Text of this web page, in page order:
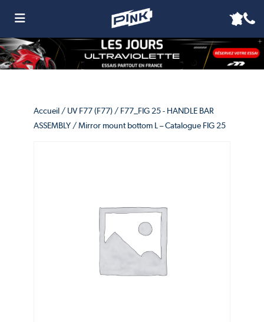
Accueil/ UV F77 (F77)/ F77_FIG 25 - HANDLE BAR
ASSEMBLY/ Mirror mount bottom L – Catalogue FIG 25